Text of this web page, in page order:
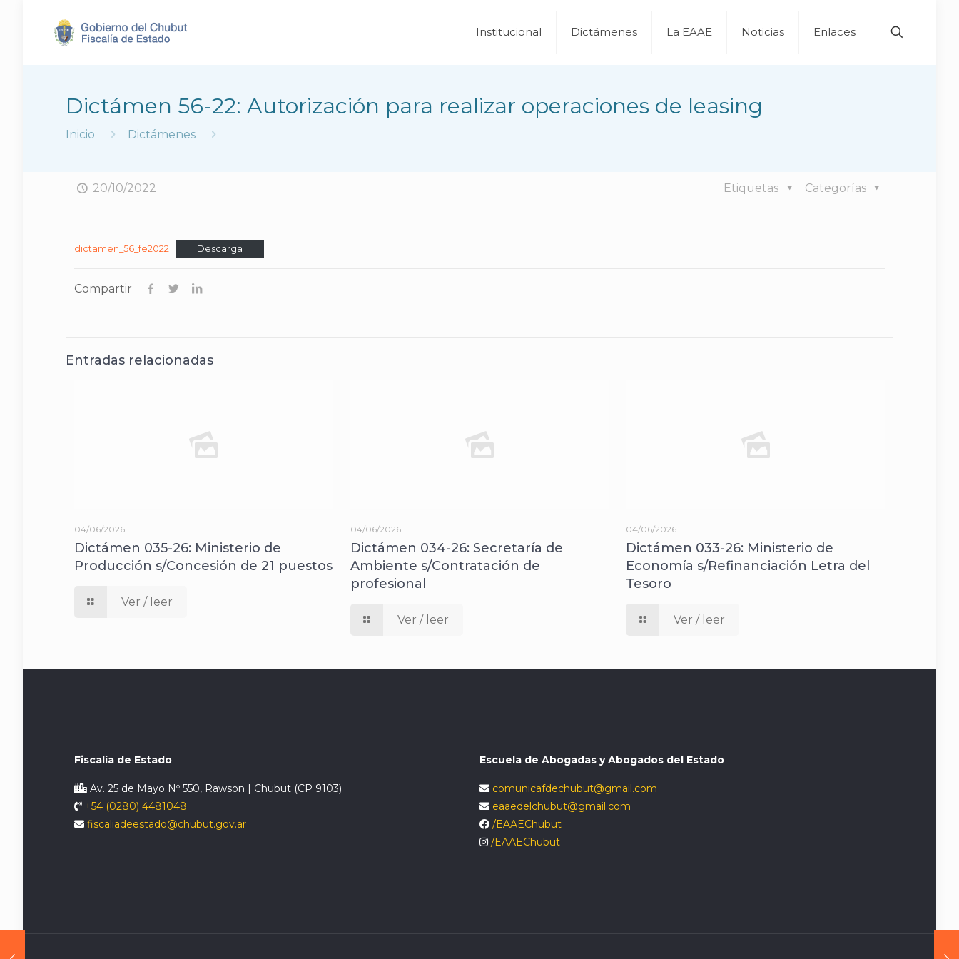
Institucional Dictámenes La EAAE Noticias Enlaces
Dictámen 56-22: Autorización para realizar operaciones de leasing
Inicio Dictámenes
20/10/2022 Categorías
Etiquetas
dictamen_56_fe2022 Descarga
Compartir
Entradas relacionadas
04/06/2026
Dictámen 035-26: Ministerio de
Producción s/Concesión de 21 puestos
Ver / leer
04/06/2026
Dictámen 034-26: Secretaría de
Ambiente s/Contratación de
profesional
Ver / leer
04/06/2026
Dictámen 033-26: Ministerio de
Economía s/Refinanciación Letra del
Tesoro
Ver / leer
Fiscalía de Estado
Av. 25 de Mayo Nº 550, Rawson | Chubut (CP 9103)
+54 (0280) 4481048
fiscaliadeestado@chubut.gov.ar
Escuela de Abogadas y Abogados del Estado
comunicafdechubut@gmail.com
eaaedelchubut@gmail.com
/EAAEChubut
/EAAEChubut